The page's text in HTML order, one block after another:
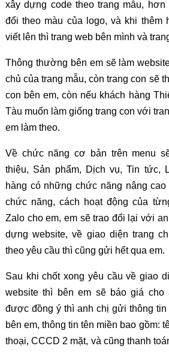
xây dựng code theo trang mẫu,
đổi theo màu của logo, và khi thêm
viết lên thì trang web bên mình và
Thông thường bên em sẽ làm
chủ của trang mẫu, còn trang con sẽ
con bên em, còn nếu khách hàng
Tàu muốn làm giống trang con với
em làm theo.
Về chức năng cơ bản trên menu
thiệu, Sản phẩm, Dịch vụ, Tin tức,
hàng có những chức năng nâng
chức năng, cách hoạt động của
Zalo cho em, em sẽ trao đổi lại với
dựng website, về giao diện trang
theo yêu cầu thì cũng gửi hết qua em.
Sau khi chốt xong yêu cầu về giao
website thì bên em sẽ báo giá cho
được đồng ý thì anh chị gửi thông tin
bên em, thông tin tên miền bao gồm:
thoại, CCCD 2 mặt, và cũng thanh